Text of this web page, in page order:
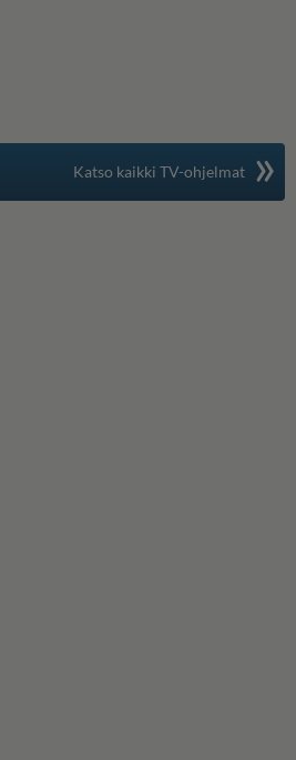
Katso kaikki TV-ohjelmat »